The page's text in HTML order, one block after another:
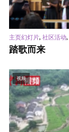
主页幻灯片, 社区活动,
踏歌而来
视频